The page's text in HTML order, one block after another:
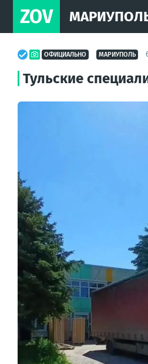
ZOV
ОФИЦИАЛЬНО МАРИУПОЛЬ
Тульские